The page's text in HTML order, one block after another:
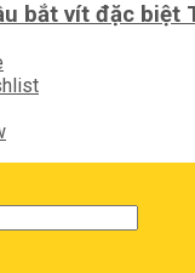
bắt vít đặc biệt